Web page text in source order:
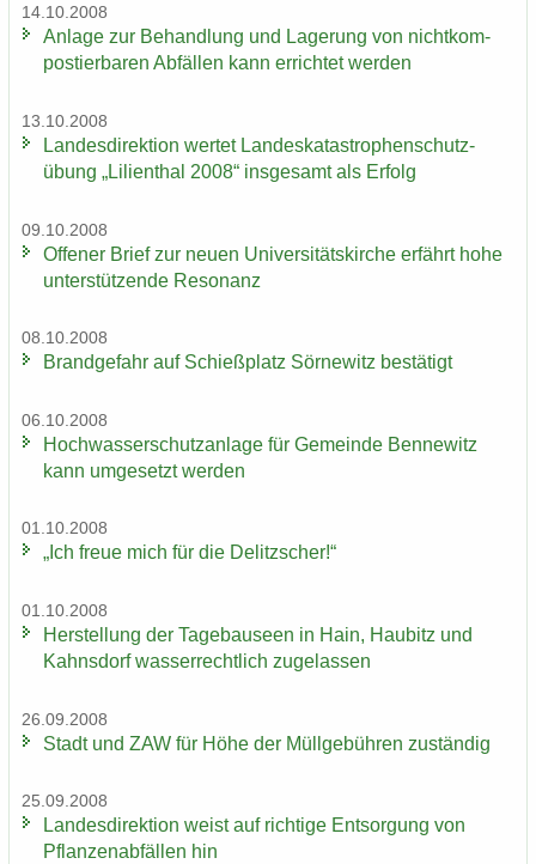
14.10.2008
An­la­ge zur Be­hand­lung und La­ge­rung von nicht­kom­
pos­tier­ba­ren Ab­fäl­len kann er­rich­tet wer­den
13.10.2008
Lan­des­di­rek­ti­on wer­tet Lan­des­ka­ta­stro­phen­schutz­
übung „Li­li­en­thal 2008“ ins­ge­samt als Er­folg
09.10.2008
Of­fe­ner Brief zur neuen Uni­ver­si­täts­kir­che er­fährt hohe
un­ter­stüt­zen­de Re­so­nanz
08.10.2008
Brand­ge­fahr auf Schieß­platz Sör­ne­witz be­stä­tigt
06.10.2008
Hoch­was­ser­schutz­an­la­ge für Ge­mein­de Ben­ne­witz
kann um­ge­setzt wer­den
01.10.2008
„Ich freue mich für die De­litz­scher!“
01.10.2008
Her­stel­lung der Ta­ge­bau­se­en in Hain, Hau­bitz und
Kahns­dorf was­ser­recht­lich zu­ge­las­sen
26.09.2008
Stadt und ZAW für Höhe der Müll­ge­büh­ren zu­stän­dig
25.09.2008
Lan­des­di­rek­ti­on weist auf rich­ti­ge Ent­sor­gung von
Pflan­zen­ab­fäl­len hin